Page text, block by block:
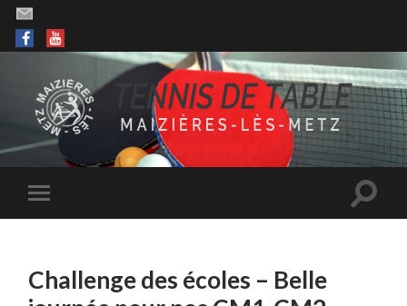
Challenge des écoles – Belle